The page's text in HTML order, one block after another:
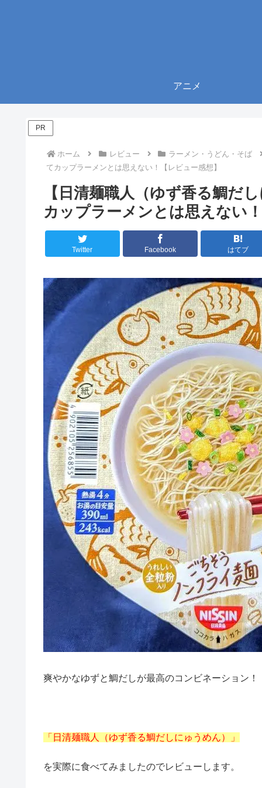
アニメ
ホーム レビュー
ラーメン・うどん・そば
てカップラーメンとは思えない！【レビュー感想】
PR
【日清麺職人（ゆず香る鯛だ
カップラーメンとは思えない
Twitter Facebook はてブ
爽やかなゆずと鯛だしが最高のコンビネーション！
「日清麺職人（ゆず香る鯛だしにゅうめん）」
を実際に食べてみましたのでレビューします。